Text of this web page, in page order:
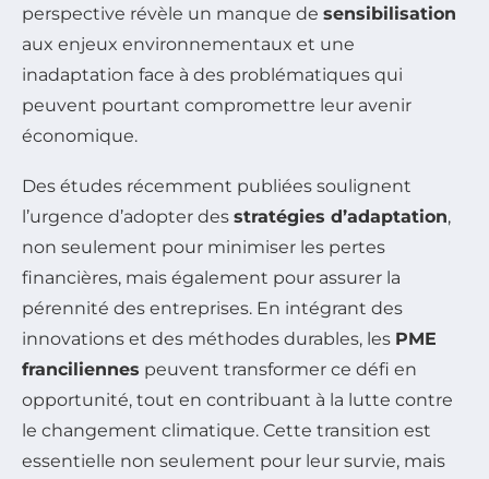
perspective révèle un manque de sensibilisation
aux enjeux environnementaux et une
inadaptation face à des problématiques qui
peuvent pourtant compromettre leur avenir
économique.
Des études récemment publiées soulignent
l’urgence d’adopter des stratégies d’adaptation,
non seulement pour minimiser les pertes
financières, mais également pour assurer la
pérennité des entreprises. En intégrant des
innovations et des méthodes durables, les PME
franciliennes peuvent transformer ce défi en
opportunité, tout en contribuant à la lutte contre
le changement climatique. Cette transition est
essentielle non seulement pour leur survie, mais